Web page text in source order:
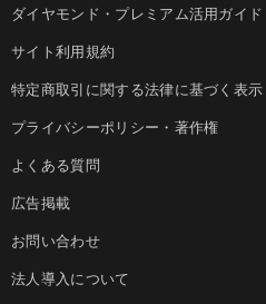
ダイヤモンド・プレミアム活用ガイド
サイト利用規約
特定商取引に関する法律に基づく表示
プライバシーポリシー・著作権
よくある質問
広告掲載
お問い合わせ
法人導入について